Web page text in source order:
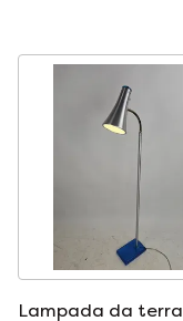
Lampada da terra